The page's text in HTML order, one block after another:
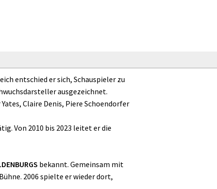
entschied er sich, Schauspieler zu
ausgezeichnet.
Claire Denis, Piere Schoendorfer
Von 2010 bis 2023 leitet er die
bekannt. Gemeinsam mit
2006 spielte er wieder dort,